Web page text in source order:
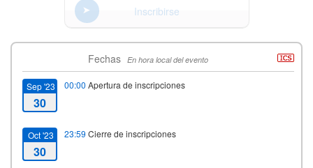
Inscribirse
Fechas En hora local del evento
Sep '23
30
00:00 Apertura de inscripciones
Oct '23
30
23:59 Cierre de inscripciones